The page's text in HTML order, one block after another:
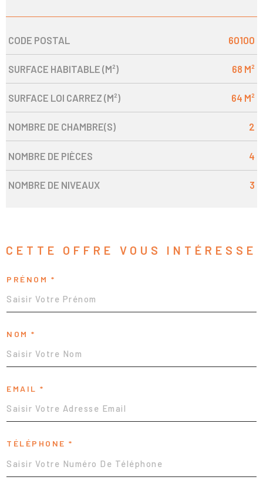
Caractérisque
CODE POSTAL 60100
SURFACE HABITABLE (M²) 68 M²
SURFACE LOI CARREZ (M²) 64 M²
NOMBRE DE CHAMBRE(S) 2
NOMBRE DE PIÈCES 4
NOMBRE DE NIVEAUX 3
CETTE OFFRE VOUS INTÉRESSE
PRÉNOM *
NOM *
EMAIL *
TÉLÉPHONE *